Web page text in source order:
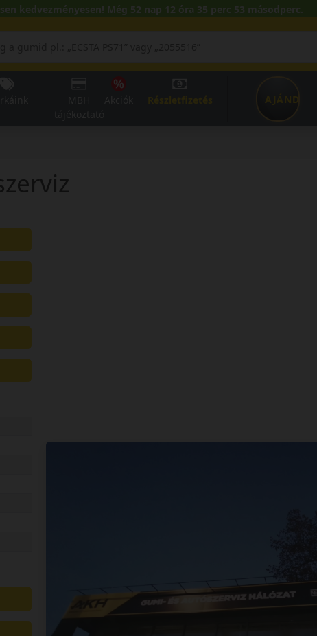
kedvezményesen! Még 52 nap 12 óra 35 perc 52 másodperc.